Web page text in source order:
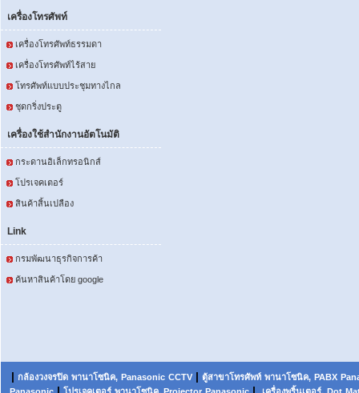
เครื่องโทรศัพท์
เครื่องโทรศัพท์ธรรมดา
เครื่องโทรศัพท์ไร้สาย
โทรศัพท์แบบประชุมทางไกล
ชุดกริ่งประตู
เครื่องใช้สำนักงานอัตโนมัติ
กระดานอิเล็กทรอนิกส์
โปรเจคเตอร์
สินค้าสิ้นเปลือง
Link
กรมพัฒนาธุรกิจการค้า
ค้นหาสินค้าโดย google
| กล้องวงจรปิด พานาโซนิค, Panasonic CCTV | ตู้สาขาโทรศัพท์ พานาโซนิค, PABX